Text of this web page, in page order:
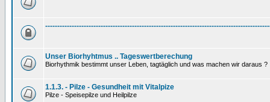
Unser Biorhyhtmus .. Tageswertberechung
Biorhythmik bestimmt unser Leben, tagtäglich und was machen wir daraus ?
1.1.3. - Pilze - Gesundheit mit Vitalpize
Pilze - Speisepilze und Heilpilze